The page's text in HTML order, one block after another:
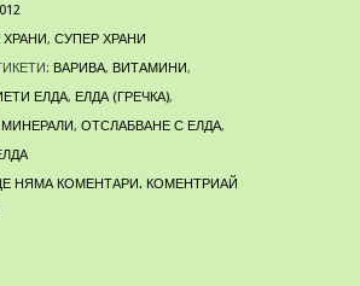
, СУПЕР ХРАНИ
ВАРИВА, ВИТАМИНИ,
ЕЛДА, ЕЛДА (ГРЕЧКА),
МИНЕРАЛИ, ОТСЛАБВАНЕ С ЕЛДА,
НЯМА КОМЕНТАРИ. КОМЕНТРИАЙ